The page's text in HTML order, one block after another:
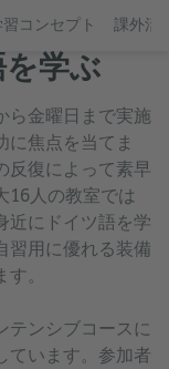
コンセプト 課外活
学ぶ
ら金曜日まで実施
に焦点を当てま
反復によって素早
16人の教室では
近にドイツ語を学
習用に優れる装備
。
テンシブコースに
ています。参加者